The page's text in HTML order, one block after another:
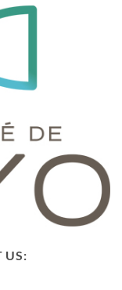
US: